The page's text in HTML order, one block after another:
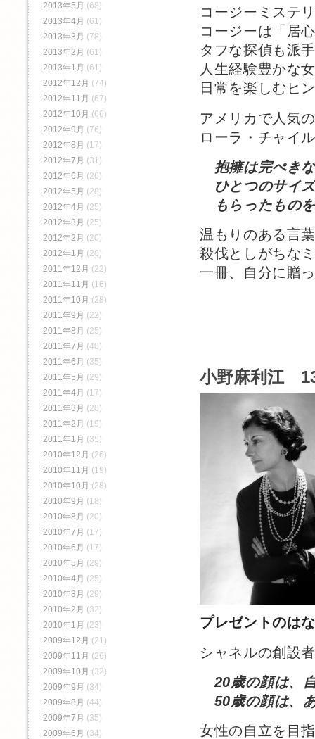
コージーミステ
コージーは「居
タフな探偵も派
人生経験豊かな
日常を楽しむヒ
アメリカで人気
ローラ・チャイ
抱擁は完ぺき
ひとつのサイ
もらったもの
温もりのある言
殺伐としがちな
一冊、自分に贈
小野麻利江
プレゼントのは
シャネルの創設
20歳の顔は、
50歳の顔は、
女性の自立を目
2013年5月 (68)
2013年4月 (61)
2013年3月 (78)
2013年2月 (61)
2013年1月 (61)
2012年12月 (74)
2012年11月 (67)
2012年10月 (66)
2012年9月 (76)
2012年8月 (17)
2012年7月 (31)
2012年6月 (26)
2012年5月 (28)
2012年4月 (25)
2012年3月 (25)
2012年2月 (20)
2012年1月 (20)
2011年12月 (22)
2011年11月 (16)
2011年10月 (28)
2011年9月 (22)
2011年8月 (25)
2011年7月 (40)
2011年6月 (35)
2011年5月 (29)
2011年4月 (17)
2011年3月 (20)
2011年2月 (19)
2011年1月 (35)
2010年12月 (26)
2010年11月 (19)
2010年10月 (28)
2010年9月 (18)
2010年8月 (20)
2010年7月 (17)
2010年6月 (17)
2010年5月 (29)
2010年4月 (25)
2010年3月 (29)
2010年2月 (32)
2010年1月 (23)
2009年12月 (21)
2009年11月 (26)
2009年10月 (32)
2009年9月 (34)
2009年8月 (44)
2009年7月 (35)
2009年6月 (34)